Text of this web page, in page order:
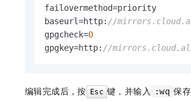
failovermethod=priority
baseurl=http: //
gpgcheck=0
gpgkey=http: //
编辑完成后，按 Esc 键，并输入 :wq 保